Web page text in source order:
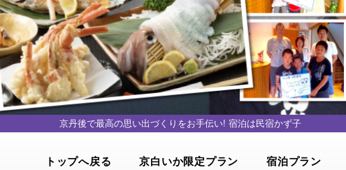
京丹後で最高の思い出づくりをお手伝い! 宿泊は民宿かず子
トップへ戻る 京白いか限定プラン 宿泊プラン